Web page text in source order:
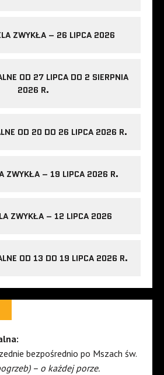
ZWYKŁA – 26 LIPCA 2026
OD 27 LIPCA DO 2 SIERPNIA
2026 R.
OD 20 DO 26 LIPCA 2026 R.
ZWYKŁA – 19 LIPCA 2026 R.
ZWYKŁA – 12 LIPCA 2026
OD 13 DO 19 LIPCA 2026 R.
bezpośrednio po Mszach św.
– o każdej porze.